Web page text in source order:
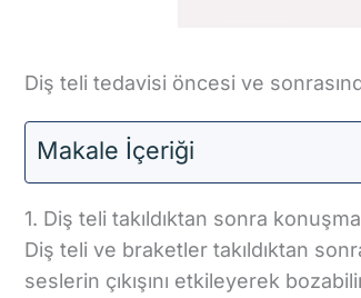
Diş teli tedavisi öncesi ve
Makale İçeriği
1. Diş teli takıldıktan sonra
Diş teli ve braketler takıldıktan
seslerin çıkışını etkileyerek